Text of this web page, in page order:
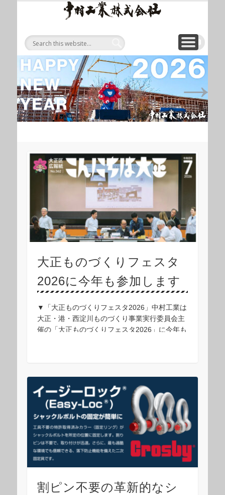
ープ
等重
量物
吊り
上げ
製品
総合
ト 中
村工
業株
式会
社
CORPORATE 会社概要
WIREROPE ワイヤロープについて
MODULIFT モジュリフト
PRODUCT 製品
ONLINE SHOP 「ロープくん」ECショップ
CONTACT お問い合わせ
← →
大正ものづくりフェスタ
2026に今年も参加します
▼「大正ものづくりフェスタ2026」中村工業は
大正・港・西淀川ものづくり事業実行委員会主
催の「大正ものづくりフェスタ2026」に今年も
割ピン不要の革新的なシ